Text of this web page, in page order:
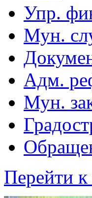
Упр.
Мун.
Адм.
Мун.
Перейти к